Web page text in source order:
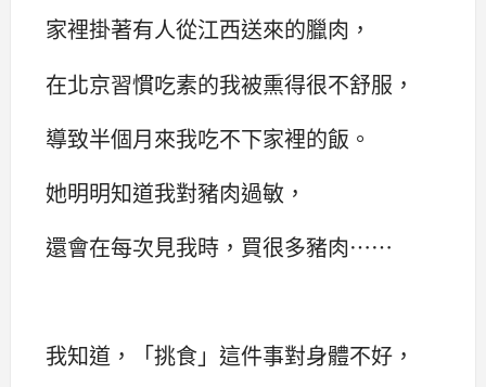
家裡掛著有人從江西送來的臘肉，
在北京習慣吃素的我被熏得很不舒服，
導致半個月來我吃不下家裡的飯。
她明明知道我對豬肉過敏，
還會在每次見我時，買很多豬肉……
我知道，「挑食」這件事對身體不好，